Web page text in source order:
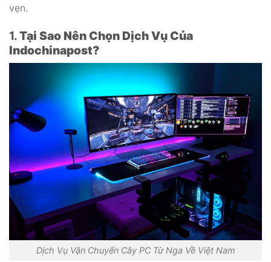
vẹn.
1.Tại Sao Nên Chọn Dịch Vụ Của
Indochinapost?
Dịch Vụ Vận Chuyển Cây PC Từ Nga Về Việt Nam